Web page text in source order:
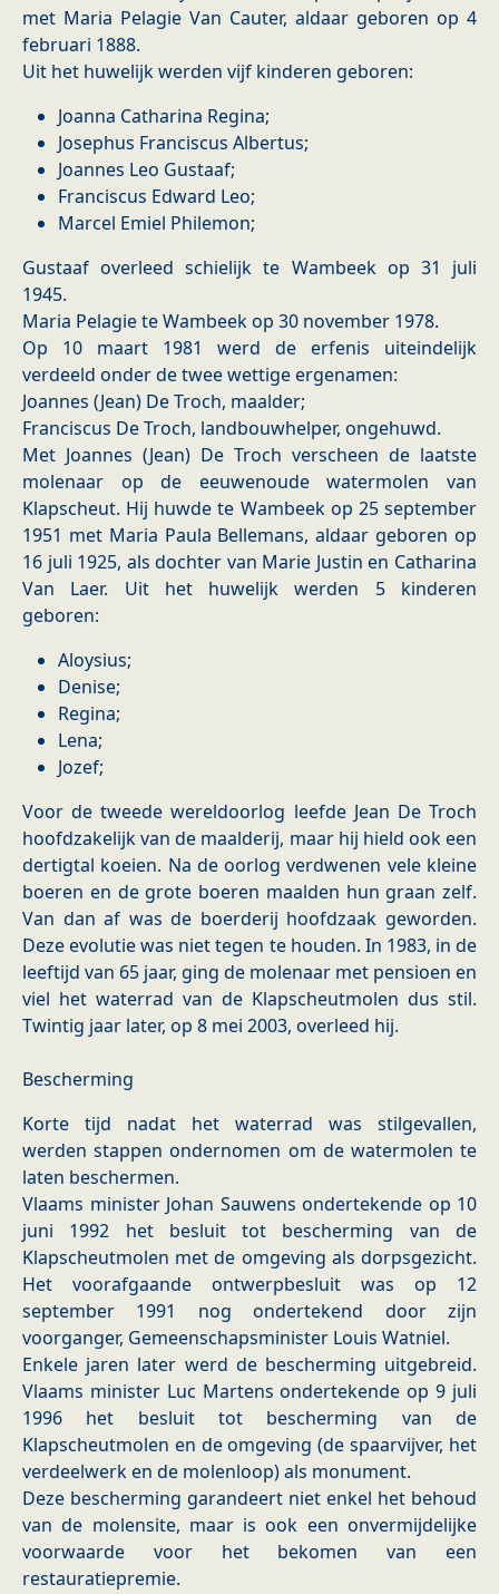
met Maria Pelagie Van Cauter, aldaar geboren op 4
februari 1888.
Uit het huwelijk werden vijf kinderen geboren:
Joanna Catharina Regina;
Josephus Franciscus Albertus;
Joannes Leo Gustaaf;
Franciscus Edward Leo;
Marcel Emiel Philemon;
Gustaaf overleed schielijk te Wambeek op 31 juli
1945.
Maria Pelagie te Wambeek op 30 november 1978.
Op 10 maart 1981 werd de erfenis uiteindelijk
verdeeld onder de twee wettige ergenamen:
Joannes (Jean) De Troch, maalder;
Franciscus De Troch, landbouwhelper, ongehuwd.
Met Joannes (Jean) De Troch verscheen de laatste
molenaar op de eeuwenoude watermolen van
Klapscheut. Hij huwde te Wambeek op 25 september
1951 met Maria Paula Bellemans, aldaar geboren op
16 juli 1925, als dochter van Marie Justin en Catharina
Van Laer. Uit het huwelijk werden 5 kinderen
geboren:
Aloysius;
Denise;
Regina;
Lena;
Jozef;
Voor de tweede wereldoorlog leefde Jean De Troch
hoofdzakelijk van de maalderij, maar hij hield ook een
dertigtal koeien. Na de oorlog verdwenen vele kleine
boeren en de grote boeren maalden hun graan zelf.
Van dan af was de boerderij hoofdzaak geworden.
Deze evolutie was niet tegen te houden. In 1983, in de
leeftijd van 65 jaar, ging de molenaar met pensioen en
viel het waterrad van de Klapscheutmolen dus stil.
Twintig jaar later, op 8 mei 2003, overleed hij.
Bescherming
Korte tijd nadat het waterrad was stilgevallen,
werden stappen ondernomen om de watermolen te
laten beschermen.
Vlaams minister Johan Sauwens ondertekende op 10
juni 1992 het besluit tot bescherming van de
Klapscheutmolen met de omgeving als dorpsgezicht.
Het voorafgaande ontwerpbesluit was op 12
september 1991 nog ondertekend door zijn
voorganger, Gemeenschapsminister Louis Watniel.
Enkele jaren later werd de bescherming uitgebreid.
Vlaams minister Luc Martens ondertekende op 9 juli
1996 het besluit tot bescherming van de
Klapscheutmolen en de omgeving (de spaarvijver, het
verdeelwerk en de molenloop) als monument.
Deze bescherming garandeert niet enkel het behoud
van de molensite, maar is ook een onvermijdelijke
voorwaarde voor het bekomen van een
restauratiepremie.